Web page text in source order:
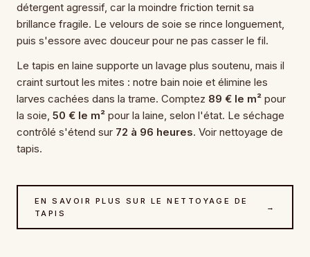
détergent agressif, car la moindre friction ternit sa
brillance fragile. Le velours de soie se rince longuement,
puis s'essore avec douceur pour ne pas casser le fil.
Le tapis en laine supporte un lavage plus soutenu, mais il
craint surtout les mites : notre bain noie et élimine les
larves cachées dans la trame. Comptez 89 € le m² pour
la soie, 50 € le m² pour la laine, selon l'état. Le séchage
contrôlé s'étend sur 72 à 96 heures. Voir nettoyage de
tapis.
EN SAVOIR PLUS SUR LE NETTOYAGE DE
TAPIS
→